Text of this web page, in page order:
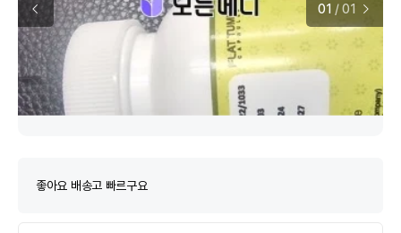
01 /01
좋아요 배송고 빠르구요